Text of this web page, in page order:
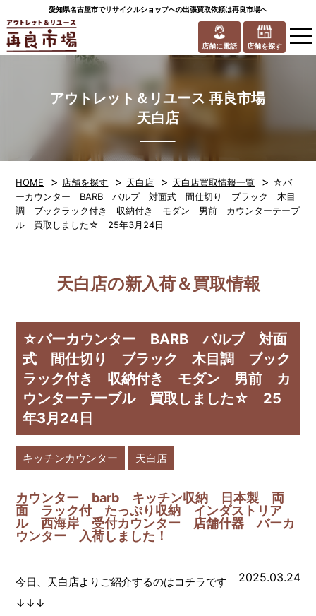
愛知県名古屋市でリサイクルショップへの出張買取依頼は再良市場へ
店舗に電話 店舗を探す
アウトレット＆リユース 再良市場
天白店
HOME > 店舗を探す > 天白店 > 天白店買取情報一覧 > ☆バ
ーカウンター BARB バルブ 対面式 間仕切り ブラック 木目
調 ブックラック付き 収納付き モダン 男前 カウンターテーブ
ル 買取しました☆ 25年3月24日
天白店の新入荷＆買取情報
☆バーカウンター BARB バルブ 対面
式 間仕切り ブラック 木目調 ブック
ラック付き 収納付き モダン 男前 カ
ウンターテーブル 買取しました☆ 25
年3月24日
キッチンカウンター 天白店
カウンター barb キッチン収納 日本製 両
面 ラック付 たっぷり収納 インダストリア
ル 西海岸 受付カウンター 店舗什器 バーカ
ウンター 入荷しました！
2025.03.24
今日、天白店よりご紹介するのはコチラです
↓↓↓